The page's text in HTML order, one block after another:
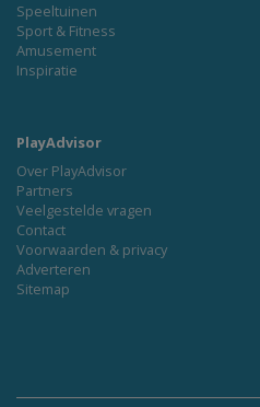
Speeltuinen
Sport & Fitness
Amusement
Inspiratie
PlayAdvisor
Over PlayAdvisor
Partners
Veelgestelde vragen
Contact
Voorwaarden & privacy
Adverteren
Sitemap